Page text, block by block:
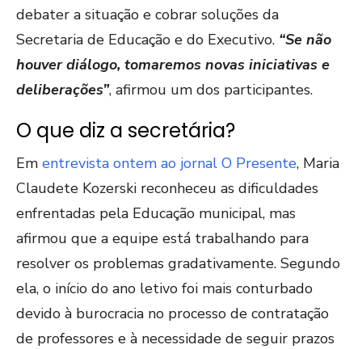
debater a situação e cobrar soluções da
Secretaria de Educação e do Executivo. “Se não
houver diálogo, tomaremos novas iniciativas e
deliberações”, afirmou um dos participantes.
O que diz a secretária?
Em entrevista ontem ao jornal O Presente, Maria
Claudete Kozerski reconheceu as dificuldades
enfrentadas pela Educação municipal, mas
afirmou que a equipe está trabalhando para
resolver os problemas gradativamente. Segundo
ela, o início do ano letivo foi mais conturbado
devido à burocracia no processo de contratação
de professores e à necessidade de seguir prazos